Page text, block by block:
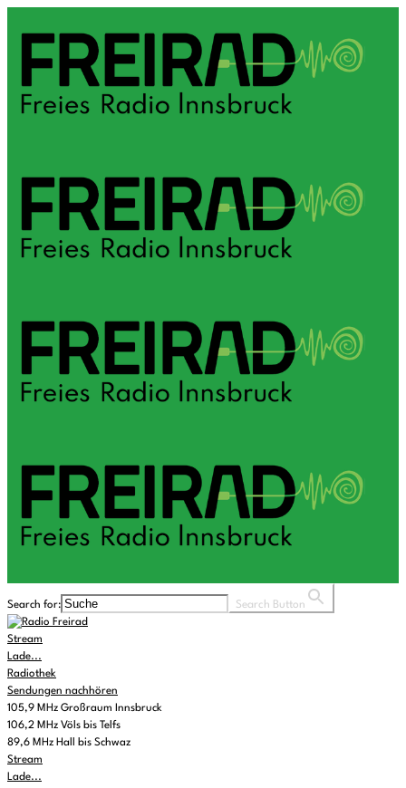
Search for: Search Button
Stream
Lade...
Radiothek
Sendungen nachhören
105,9 MHz Großraum Innsbruck
106,2 MHz Völs bis Telfs
89,6 MHz Hall bis Schwaz
Stream
Lade...